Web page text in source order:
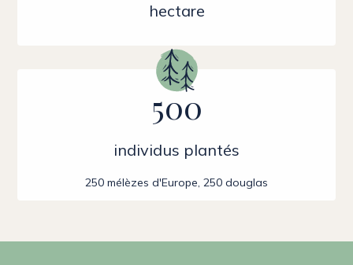
hectare
500
individus plantés
250 mélèzes d'Europe, 250 douglas